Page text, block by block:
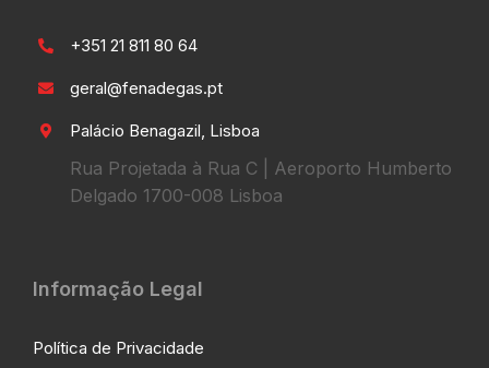
+351 21 811 80 64
geral@fenadegas.pt
Palácio Benagazil, Lisboa
Rua Projetada à Rua C | Aeroporto Humberto
Delgado 1700-008 Lisboa
Informação Legal
Política de Privacidade